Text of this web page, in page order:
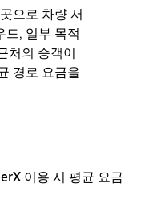
으로 차량 서
드, 일부 목적
처의 승객이
경로 요금을
이용 시 평균 요금